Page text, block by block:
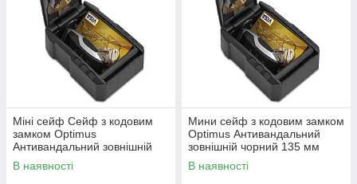
Міні сейф Сейф з кодовим
замком Optimus
Антивандальний зовнішній
чорний 120 мм
В наявності
Мини сейф з кодовим замком
Optimus Антивандальний
зовнішній чорний 135 мм
В наявності